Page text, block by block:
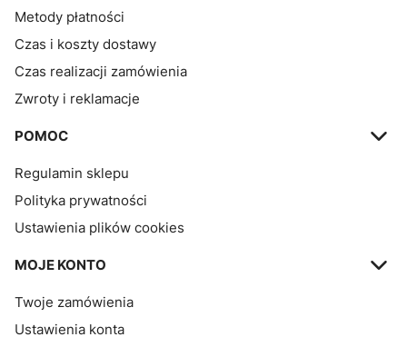
Metody płatności
Czas i koszty dostawy
Czas realizacji zamówienia
Zwroty i reklamacje
POMOC
Regulamin sklepu
Polityka prywatności
Ustawienia plików cookies
MOJE KONTO
Twoje zamówienia
Ustawienia konta